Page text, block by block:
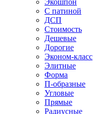
Экошпон
С патиной
ДСП
Стоимость
Дешевые
Дорогие
Эконом-класс
Элитные
Форма
П-образные
Угловые
Прямые
Радиусные